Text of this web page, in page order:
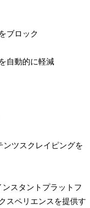
ブロック
自動的に軽減
ンツスクレイピングを
スタントプラットフ
スペリエンスを提供す